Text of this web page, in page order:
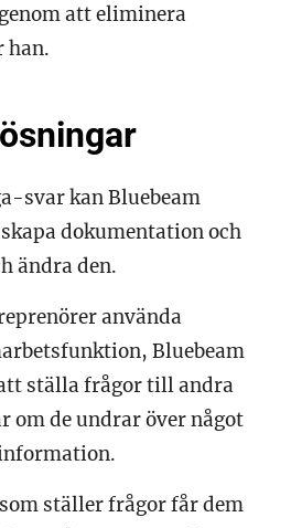
att eliminera
han.
svar kan Bluebeam
dokumentation och
ändra den.
använda
Bluebeam
ställa frågor till andra
om de undrar över något
ställer frågor får dem